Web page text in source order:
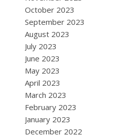
October 2023
September 2023
August 2023
July 2023
June 2023
May 2023
April 2023
March 2023
February 2023
January 2023
December 2022